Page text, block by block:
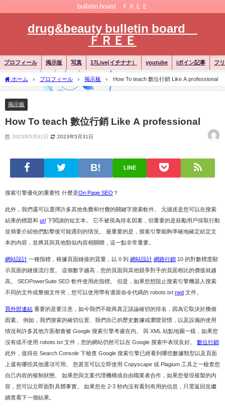
bulletin board ＦＲＥＥ
drug&beauty bulletin board
ＦＲＥＥ
プロフィール 掲示板 写真 17Live(イチナナ） youtube iポイン記事 フ
ホーム プロフィール 掲示板 How To teach 數位行銷 Like A professional
掲示板
How To teach 數位行銷 Like A professional
2023年5月31日 2023年5月31日
LINE
搜索引擎優化的重要性 什麼是On Page SEO ？
此外，我們還可以選擇許多其他免費和付費的關鍵字搜索軟件。 元描述是您可以在搜索
結果的標題和 url 下閱讀的短文本。 它不被視為排名因素，但重要的是鼓勵用戶採取行動
並簡要介紹他們點擊後可能遇到的情況。 最重要的是，搜索引擎能夠準確地確定給定文
本的內容，並將其與其他類似內容相關聯，這一點非常重要。
網站設計 一種指標，根據頁面鏈接的質量，以 0 到 網站設計 網路行銷 10 的對數標度顯
示頁面的鏈接流行度。 這個數字越高，您的頁面與其他競爭對手的頁面相比的價值就越
高。 SEOPowerSuite SEO 軟件使用此指標。 但是，如果您想阻止搜索引擎機器人搜索
不同的文件或整個文件夾，您可以使用帶有適當命令代碼的 robots.txt rwd 文件。
買外部連結 重要的是要注意，如今我們不能再真正談論確切的排名，因為它取決於幾個
因素。 例如，我們搜索的確切位置、我們自己的歷史數據或瀏覽習慣，以及設備的使用
情況和許多其他方面都會被 Google 搜索引擎考慮在內。 與 XML 站點地圖一樣，如果您
沒有或不使用 robots.txt 文件，您的網站仍然可以在 Google 搜索中表現良好。 數位行銷
此外，值得在 Search Console 下檢查 Google 搜索引擎已經看到哪些數據類型以及頁面
上還有哪些其他選項可用。 您甚至可以立即使用 Copyscape 或 Plagium 工具之一檢查您
自己內容的複制狀態。 如果您與文案代理機構或自由職業者合作，如果您發現複製的內
容，您可以立即面對具體事實。 如果您在 2-3 秒內沒有看到有用的信息，只需返回並繼
續查看下一個結果。